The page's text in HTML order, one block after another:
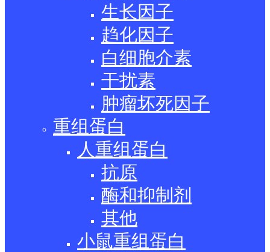
生长因子
趋化因子
白细胞介素
干扰素
肿瘤坏死因子
重组蛋白
人重组蛋白
抗原
酶和抑制剂
其他
小鼠重组蛋白